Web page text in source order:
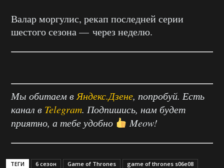
Валар моргулис, рекап последней серии
шестого сезона — через неделю.
Мы обитаем в Яндекс.Дзене, попробуй. Есть
канал в Telegram. Подпишись, нам будет
приятно, а тебе удобно
Meow!
ТЕГИ 6 сезон Game of Thrones
game of thrones s06e08